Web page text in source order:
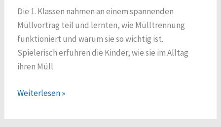
Die 1. Klassen nahmen an einem spannenden
Müllvortrag teil und lernten, wie Mülltrennung
funktioniert und warum sie so wichtig ist.
Spielerisch erfuhren die Kinder, wie sie im Alltag
ihren Müll
Müllvortrag
Weiterlesen »